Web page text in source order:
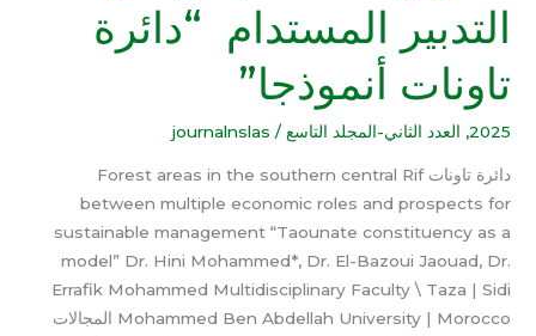
التدبير المستدام “دائرة
تاونات أنموذجا”
2025
, العدد الثاني-المجلد التاسع /
journalnslas
دائرة تاونات Forest areas in the southern central Rif
between multiple economic roles and prospects for
sustainable management “Taounate constituency as a
model” Dr. Hini Mohammed*, Dr. El-Bazoui Jaouad, Dr.
Errafik Mohammed Multidisciplinary Faculty \ Taza | Sidi
Mohammed Ben Abdellah University | Morocco المجالات
تعدد
الأدوار
الاقتصادية
وأفاق
التدبير
“دائرة
أنموذجا”